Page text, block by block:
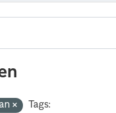
Tags: